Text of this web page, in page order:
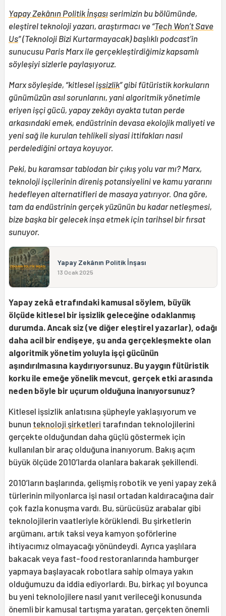
Yapay Zekânın Politik İnşasıserimizin bu bölümünde,
eleştirel teknoloji yazarı, araştırmacı ve “Tech Won’t Save
Us” (Teknoloji Bizi Kurtarmayacak) başlıklı podcast’in
sunucusu Paris Marx ile gerçekleştirdiğimiz kapsamlı
söyleşiyi sizlerle paylaşıyoruz.
Marx söyleşide, “kitlesel işsizlik” gibi fütüristik korkuların
günümüzün asıl sorunlarını, yani algoritmik yönetimle
eriyen işçi gücü, yapay zekâyı ayakta tutan perde
arkasındaki emek, endüstrinin devasa ekolojik maliyeti ve
yeni sağ ile kurulan tehlikeli siyasi ittifakları nasıl
perdelediğini ortaya koyuyor.
Peki, bu karamsar tablodan bir çıkış yolu var mı? Marx,
teknoloji işçilerinin direniş potansiyelini ve kamu yararını
hedefleyen alternatifleri de masaya yatırıyor. Ona göre,
tam da endüstrinin gerçek yüzünün bu kadar netleşmesi,
bize başka bir gelecek inşa etmek için tarihsel bir fırsat
sunuyor.
Yapay Zekânın Politik İnşası
13 Ocak 2025
Yapay zekâ etrafındaki kamusal söylem, büyük
ölçüde kitlesel bir işsizlik geleceğine odaklanmış
durumda. Ancak siz (ve diğer eleştirel yazarlar), odağı
daha acil bir endişeye, şu anda gerçekleşmekte olan
algoritmik yönetim yoluyla işçi gücünün
aşındırılmasına kaydırıyorsunuz. Bu yaygın fütüristik
korku ile emeğe yönelik mevcut, gerçek etki arasında
neden böyle bir uçurum olduğuna inanıyorsunuz?
Kitlesel işsizlik anlatısına şüpheyle yaklaşıyorum ve
bunun teknoloji şirketleri tarafından teknolojilerini
gerçekte olduğundan daha güçlü göstermek için
kullanılan bir araç olduğuna inanıyorum. Bakış açım
büyük ölçüde 2010’larda olanlara bakarak şekillendi.
2010’ların başlarında, gelişmiş robotik ve yeni yapay zekâ
türlerinin milyonlarca işi nasıl ortadan kaldıracağına dair
çok fazla konuşma vardı. Bu, sürücüsüz arabalar gibi
teknolojilerin vaatleriyle körüklendi. Bu şirketlerin
argümanı, artık taksi veya kamyon şoförlerine
ihtiyacımız olmayacağı yönündeydi. Ayrıca yaşlılara
bakacak veya fast-food restoranlarında hamburger
yapmaya başlayacak robotlara sahip olmaya yakın
olduğumuzu da iddia ediyorlardı. Bu, birkaç yıl boyunca
bu yeni teknolojilere nasıl yanıt verileceği konusunda
önemli bir kamusal tartışma yaratan, gerçekten önemli